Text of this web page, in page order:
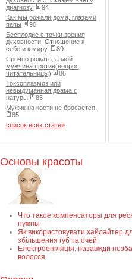
диагнозу.
94
Как мы рожали дома, глазами
папы
90
Бесплодие с точки зрения
духовности. Отношение к
себе и к миру.
89
Срочно рожать, а мой
мужчина против(вопрос
читательницы)
86
Токсоплазмоз или
невыдуманная драма с
натуры
85
Мужик на кости не бросается.
85
список всех статей
Основы красоты
Что такое компенсаторы для
нужны
Як використовувати хайлайтер
збільшення губ та очей
Електроепіляція: назавжди
волосся